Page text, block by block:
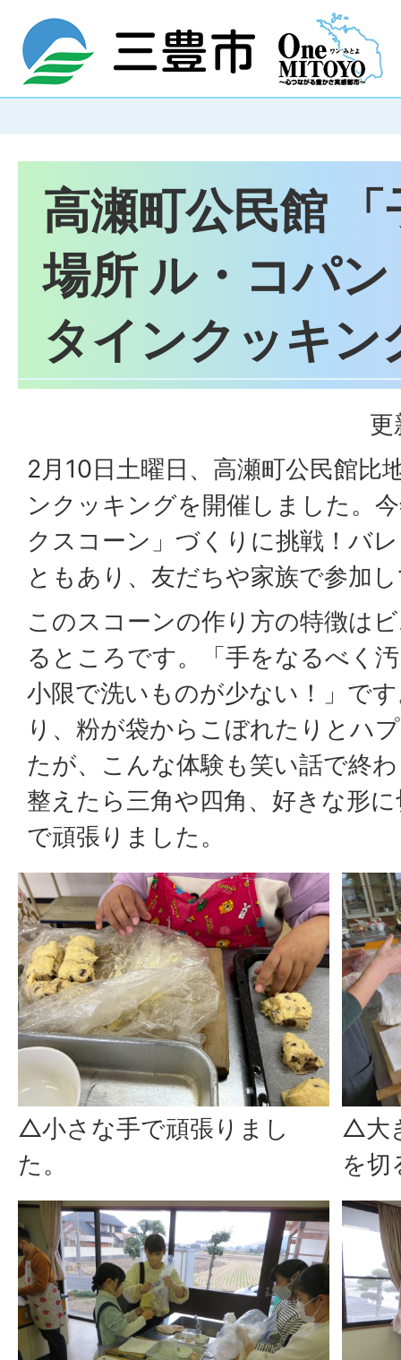
高瀬町公民館
場所 ル・コパ
タインクッキン
更
2月10日土曜日、高瀬町公民館比
ンクッキングを開催しました。
クスコーン」づくりに挑戦！バ
ともあり、友だちや家族で参加
このスコーンの作り方の特徴は
るところです。「手をなるべく
小限で洗いものが少ない！」で
り、粉が袋からこぼれたりとハ
たが、こんな体験も笑い話で終
整えたら三角や四角、好きな形
で頑張りました。
△小さな手で頑張りまし
た。
△大
を切